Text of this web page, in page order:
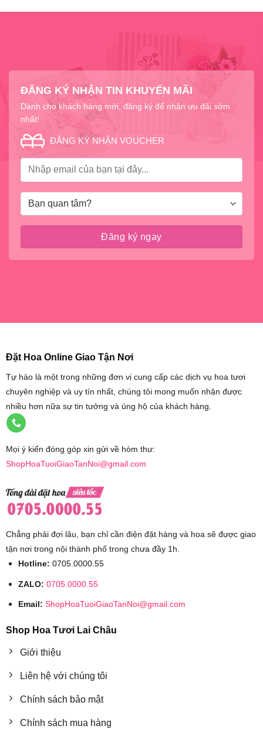
ĐĂNG KÝ NHẬN TIN KHUYẾN MÃI
Dành cho khách hàng mới, đăng ký để nhận ưu đãi sớm
nhất!
ĐĂNG KÝ NHẬN VOUCHER
Đặt Hoa Online Giao Tận Nơi
Tự hào là một trong những đơn vị cung cấp các dịch vụ hoa tươi
chuyên nghiệp và uy tín nhất, chúng tôi mong muốn nhận được
nhiều hơn nữa sự tin tưởng và ủng hộ của khách hàng.
Mọi ý kiến đóng góp xin gửi về hòm thư:
ShopHoaTuoiGiaoTanNoi@gmail.com
Chẳng phải đợi lâu, bạn chỉ cần điện đặt hàng và hoa sẽ được giao
tận nơi trong nội thành phố trong chưa đầy 1h.
Hotline: 0705.0000.55
ZALO: 0705.0000.55
Email: ShopHoaTuoiGiaoTanNoi@gmail.com
Shop Hoa Tươi Lai Châu
Giới thiệu
Liên hệ với chúng tôi
Chính sách bảo mật
Chính sách mua hàng